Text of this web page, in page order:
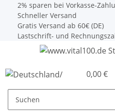
2% sparen bei Vorkasse-
Schneller Versand
Gratis Versand ab 60€ (DE)
Lastschrift- und
0,00 €